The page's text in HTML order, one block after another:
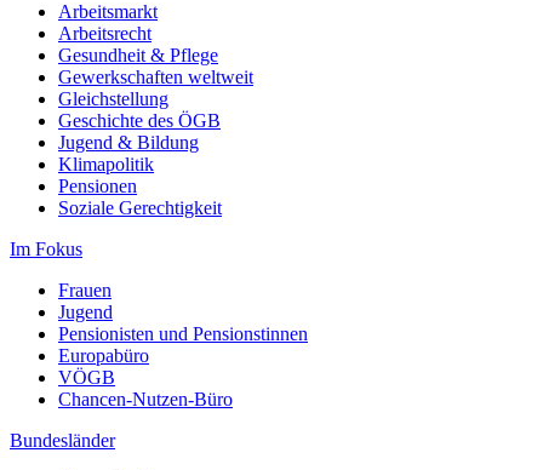
Arbeitsmarkt
Arbeitsrecht
Gesundheit & Pflege
Gewerkschaften weltweit
Gleichstellung
Geschichte des ÖGB
Jugend & Bildung
Klimapolitik
Pensionen
Soziale Gerechtigkeit
Im Fokus
Frauen
Jugend
Pensionisten und Pensionstinnen
Europabüro
VÖGB
Chancen-Nutzen-Büro
Bundesländer